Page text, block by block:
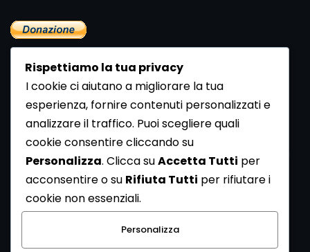
Newsletter
Se vuoi ricevere la Rivista gratuita di archeologia realizzata
dalla Redazione di ArcheoMedia iscriviti alla nostra
Newsletter [Clicca Qui]
Con l'invio del messaggio l'utente dichiara di aver letto
l’informativa sulla privacy e di acconsentire al trattamento
dei propri dati personali.
Rispettiamo la tua privacy
I cookie ci aiutano a migliorare la tua
esperienza, fornire contenuti personalizzati e
analizzare il traffico. Puoi scegliere quali
cookie consentire cliccando su
Personalizza. Clicca suAccetta Tutti per
acconsentire o su Rifiuta Tutti per rifiutare i
cookie non essenziali.
Personalizza